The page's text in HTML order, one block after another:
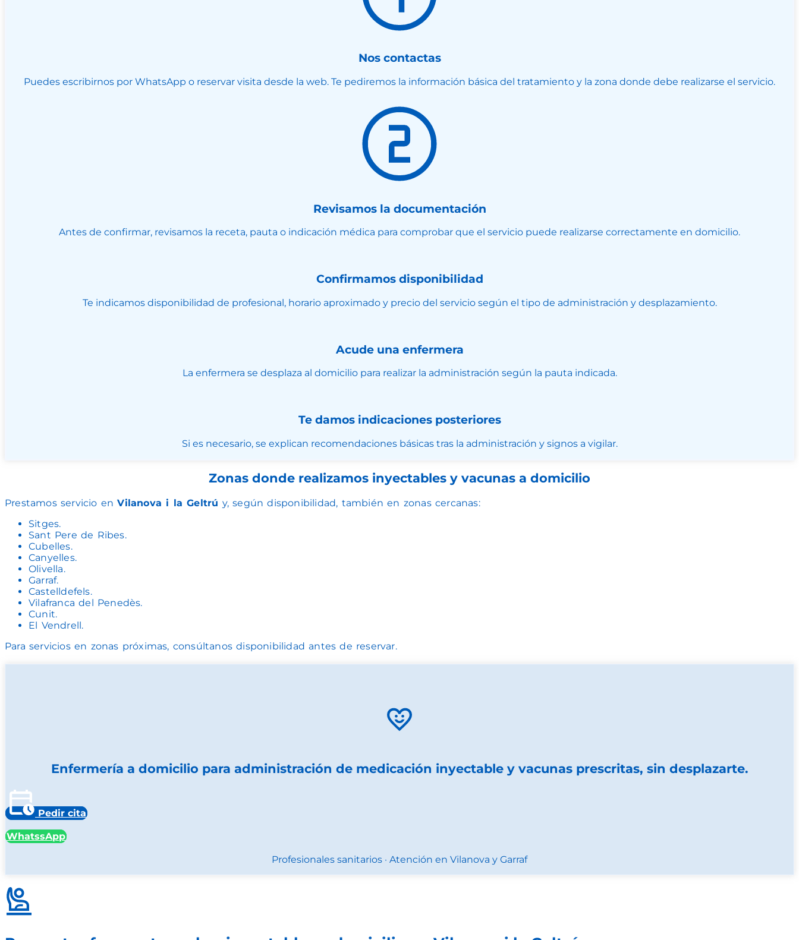
Nos contactas
Puedes escribirnos por WhatsApp o reservar visita desde la web. Te pediremos la información básica del tratamiento y la zona donde debe realizarse el servicio.
Revisamos la documentación
Antes de confirmar, revisamos la receta, pauta o indicación médica para comprobar que el servicio puede realizarse correctamente en domicilio.
Confirmamos disponibilidad
Te indicamos disponibilidad de profesional, horario aproximado y precio del servicio según el tipo de administración y desplazamiento.
Acude una enfermera
La enfermera se desplaza al domicilio para realizar la administración según la pauta indicada.
Te damos indicaciones posteriores
Si es necesario, se explican recomendaciones básicas tras la administración y signos a vigilar.
Zonas donde realizamos inyectables y vacunas a domicilio
Prestamos servicio enVilanova i la Geltrú y, según disponibilidad, también en zonas cercanas:
Sitges.
Sant Pere de Ribes.
Cubelles.
Canyelles.
Olivella.
Garraf.
Castelldefels.
Vilafranca del Penedès.
Cunit.
El Vendrell.
Para servicios en zonas próximas, consúltanos disponibilidad antes de reservar.
Enfermería a domicilio para administración de medicación inyectable y vacunas prescritas, sin desplazarte.
Pedir cita
WhatssApp
Profesionales sanitarios · Atención en Vilanova y Garraf